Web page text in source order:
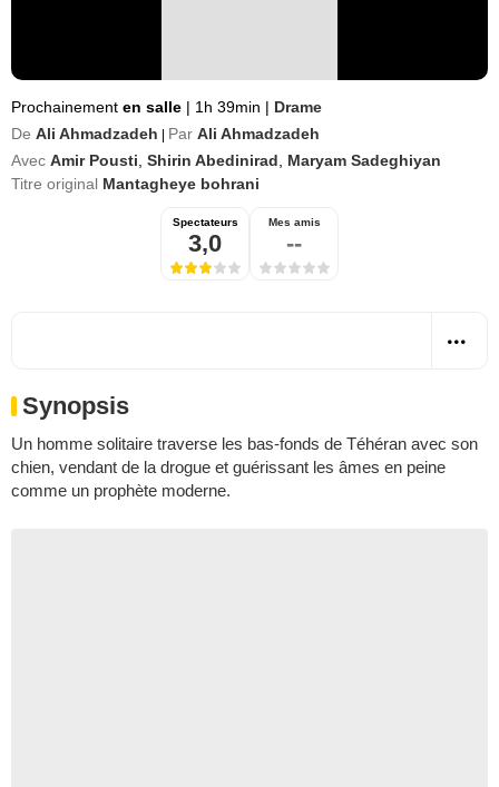
Prochainement en salle | 1h 39min | Drame
De Ali Ahmadzadeh Par Ali Ahmadzadeh
Avec Amir Pousti Shirin Abedinirad
Maryam Sadeghiyan
Titre original Mantagheye bohrani
Spectateurs
3,0
Mes amis
--
Synopsis
Un homme solitaire traverse les bas-fonds de Téhéran avec son
chien, vendant de la drogue et guérissant les âmes en peine
comme un prophète moderne.